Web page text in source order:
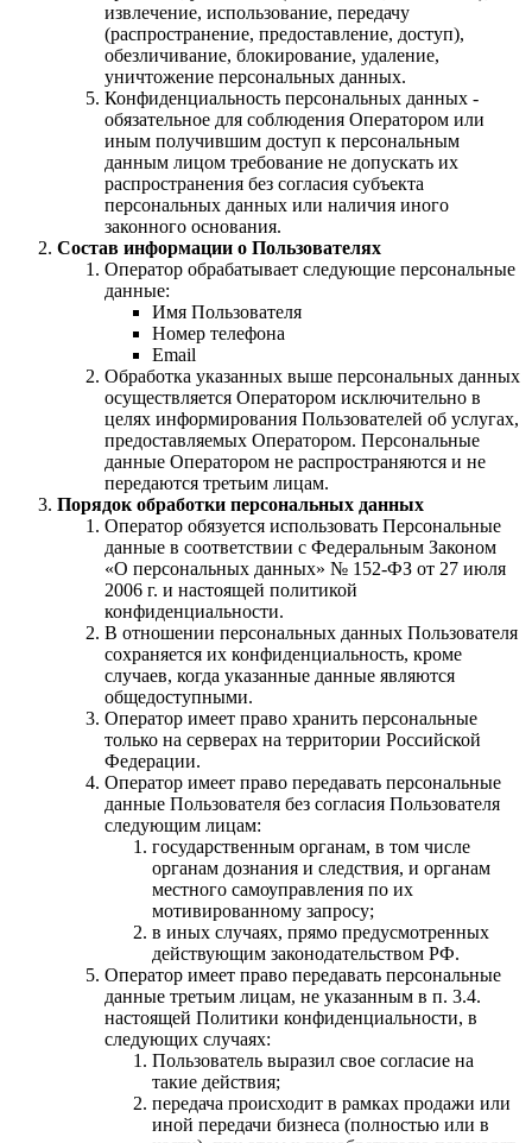
извлечение, использование, передачу
(распространение, предоставление, доступ),
обезличивание, блокирование, удаление,
уничтожение персональных данных.
Конфиденциальность персональных данных -
обязательное для соблюдения Оператором или
иным получившим доступ к персональным
данным лицом требование не допускать их
распространения без согласия субъекта
персональных данных или наличия иного
законного основания.
Состав информации о Пользователях
Оператор обрабатывает следующие персональные
данные:
Имя Пользователя
Номер телефона
Email
Обработка указанных выше персональных данных
осуществляется Оператором исключительно в
целях информирования Пользователей об услугах,
предоставляемых Оператором. Персональные
данные Оператором не распространяются и не
передаются третьим лицам.
Порядок обработки персональных данных
Оператор обязуется использовать Персональные
данные в соответствии с Федеральным Законом
«О персональных данных» № 152-ФЗ от 27 июля
2006 г. и настоящей политикой
конфиденциальности.
В отношении персональных данных Пользователя
сохраняется их конфиденциальность, кроме
случаев, когда указанные данные являются
общедоступными.
Оператор имеет право хранить персональные
только на серверах на территории Российской
Федерации.
Оператор имеет право передавать персональные
данные Пользователя без согласия Пользователя
следующим лицам:
государственным органам, в том числе
органам дознания и следствия, и органам
местного самоуправления по их
мотивированному запросу;
в иных случаях, прямо предусмотренных
действующим законодательством РФ.
Оператор имеет право передавать персональные
данные третьим лицам, не указанным в п. 3.4.
настоящей Политики конфиденциальности, в
следующих случаях:
Пользователь выразил свое согласие на
такие действия;
передача происходит в рамках продажи или
иной передачи бизнеса (полностью или в